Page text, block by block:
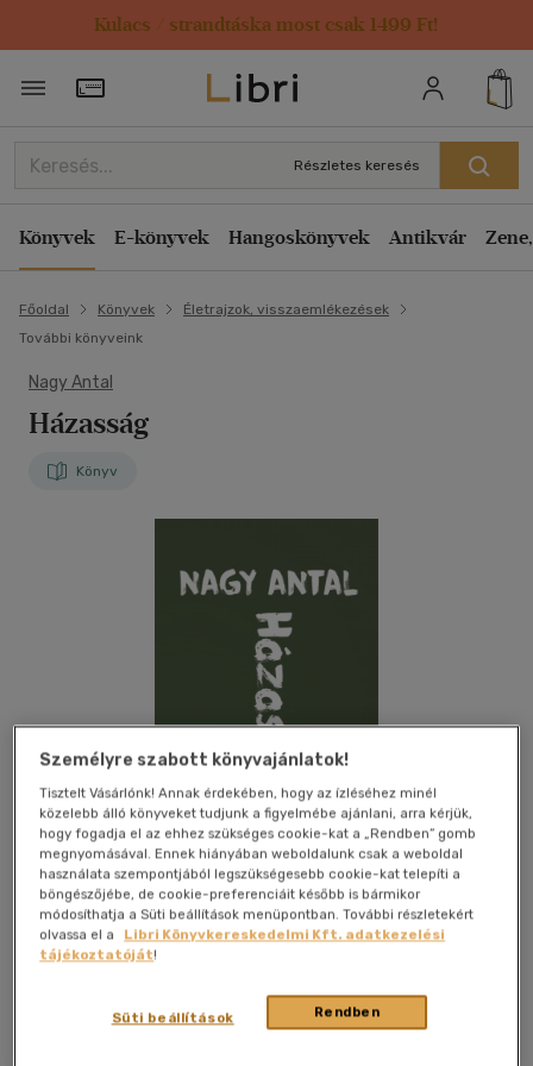
Kulacs / strandtáska most csak 1499 Ft!
Törzsvásárlói Kártya adatai
Részletes keresés
Könyvek E-könyvek Hangoskönyvek Antikvár
Főoldal Könyvek
Életrajzok, visszaemlékezések
További könyveink
Nagy Antal
Házasság
Könyv
Kívánságlistához adom Megosztom
Publio Kiadó|2020|magyar nyelvű |kartonált
Személyre szabott könyvajánlatok!
Tisztelt Vásárlónk! Annak érdekében, hogy az ízléséhez minél
közelebb álló könyveket tudjunk a figyelmébe ajánlani, arra kérjük,
hogy fogadja el az ehhez szükséges cookie-kat a „Rendben” gomb
megnyomásával. Ennek hiányában weboldalunk csak a weboldal
használata szempontjából legszükségesebb cookie-kat telepíti a
böngészőjébe, de cookie-preferenciáit később is bármikor
módosíthatja a Süti beállítások menüpontban. További részletekért
olvassa el a
Libri Könyvkereskedelmi Kft. adatkezelési
tájékoztatóját!
Rendben
Süti beállítások